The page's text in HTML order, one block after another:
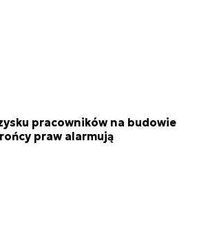
pracowników na budowie
praw alarmują